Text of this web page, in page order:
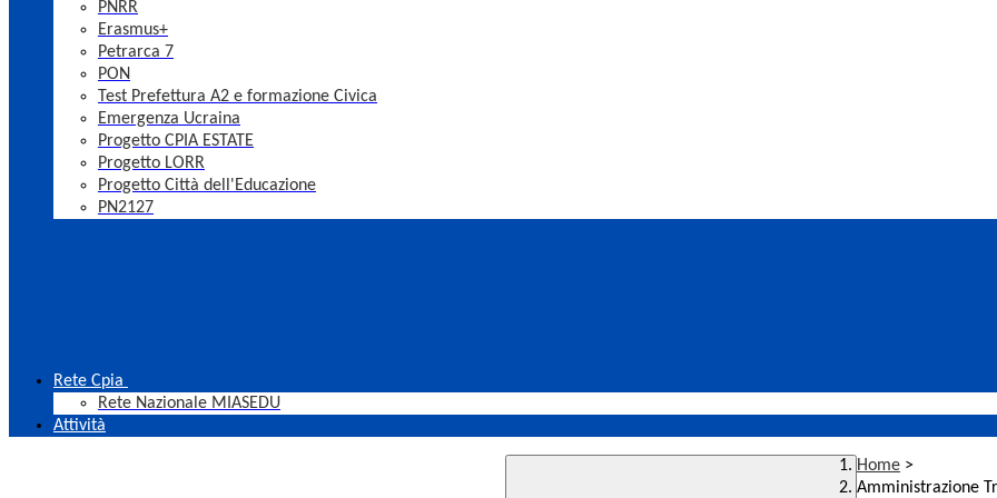
PNRR
Erasmus+
Petrarca 7
PON
Test Prefettura A2 e formazione Civica
Emergenza Ucraina
Progetto CPIA ESTATE
Progetto LORR
Progetto Città dell'Educazione
PN2127
Rete Cpia
Rete Nazionale MIASEDU
Attività
Home >
Amministrazione